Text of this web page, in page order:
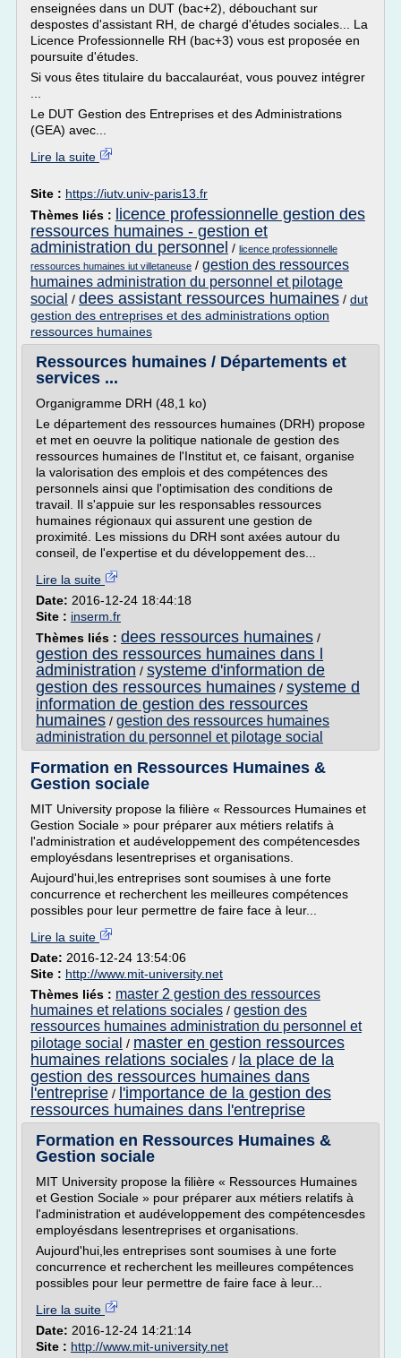
enseignées dans un DUT (bac+2), débouchant sur
despostes d'assistant RH, de chargé d'études sociales... La
Licence Professionnelle RH (bac+3) vous est proposée en
poursuite d'études.
Si vous êtes titulaire du baccalauréat, vous pouvez intégrer
Le DUT Gestion des Entreprises et des Administrations
(GEA) avec...
Lire la suite
Site : https://iutv.univ-paris13.fr
Thèmes liés :
licence professionnelle gestion des
ressources humaines - gestion et
administration du personnel / licence professionnelle
ressources humaines iut villetaneuse / gestion des ressources
humaines administration du personnel et pilotage
social / dees assistant ressources humaines / dut
gestion des entreprises et des administrations option
ressources humaines
Ressources humaines / Départements et
services ...
Organigramme DRH (48,1 ko)
Le département des ressources humaines (DRH) propose
et met en oeuvre la politique nationale de gestion des
ressources humaines de l'Institut et, ce faisant, organise
la valorisation des emplois et des compétences des
personnels ainsi que l'optimisation des conditions de
travail. Il s'appuie sur les responsables ressources
humaines régionaux qui assurent une gestion de
proximité. Les missions du DRH sont axées autour du
conseil, de l'expertise et du développement des...
Lire la suite
Date: 2016-12-24 18:44:18
Site : inserm.fr
Thèmes liés : dees ressources humaines /
gestion des ressources humaines dans l
administration / systeme d'information de
gestion des ressources humaines / systeme d
information de gestion des ressources
humaines / gestion des ressources humaines
administration du personnel et pilotage social
Formation en Ressources Humaines &
Gestion sociale
MIT University propose la filière « Ressources Humaines et
Gestion Sociale » pour préparer aux métiers relatifs à
l'administration et audéveloppement des compétencesdes
employésdans lesentreprises et organisations.
Aujourd'hui,les entreprises sont soumises à une forte
concurrence et recherchent les meilleures compétences
possibles pour leur permettre de faire face à leur...
Lire la suite
Date: 2016-12-24 13:54:06
Site : http://www.mit-university.net
Thèmes liés : master 2 gestion des ressources
humaines et relations sociales / gestion des
ressources humaines administration du personnel et
pilotage social / master en gestion ressources
humaines relations sociales / la place de la
gestion des ressources humaines dans
l'entreprise / l'importance de la gestion des
ressources humaines dans l'entreprise
Formation en Ressources Humaines &
Gestion sociale
MIT University propose la filière « Ressources Humaines
et Gestion Sociale » pour préparer aux métiers relatifs à
l'administration et audéveloppement des compétencesdes
employésdans lesentreprises et organisations.
Aujourd'hui,les entreprises sont soumises à une forte
concurrence et recherchent les meilleures compétences
possibles pour leur permettre de faire face à leur...
Lire la suite
Date: 2016-12-24 14:21:14
Site : http://www.mit-university.net